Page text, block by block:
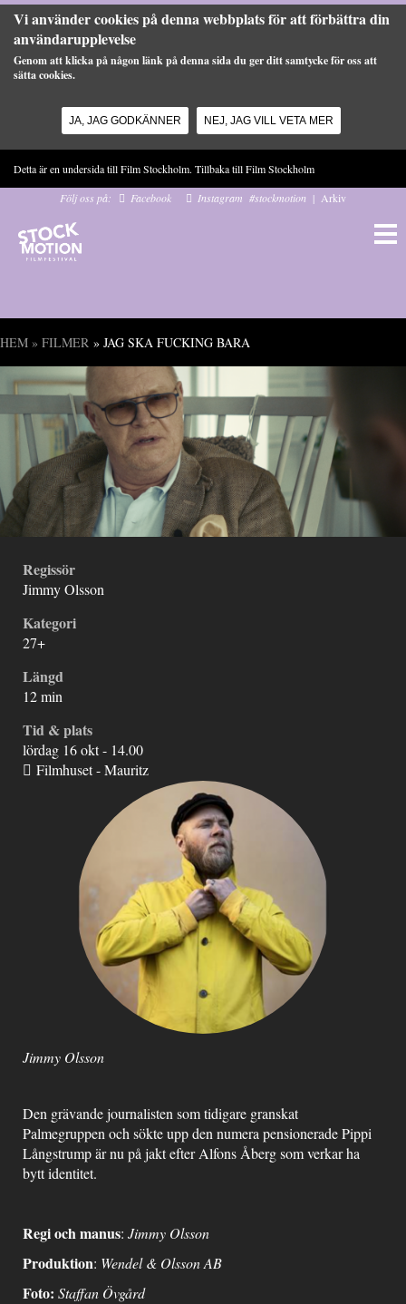
Vi använder cookies på denna webbplats för att förbättra din
användarupplevelse
Genom att klicka på någon länk på denna sida du ger ditt samtycke för oss att
sätta cookies.
JA, JAG GODKÄNNER NEJ, JAG VILL VETA MER
Detta är en undersida till Film Stockholm. Tillbaka tillFilm Stockholm
Följ oss på:
Facebook Instagram #stockmotion | Arkiv
Du är här
HEM » FILMER » JAG SKA FUCKING BARA
Regissör
Jimmy Olsson
Kategori
27+
Längd
12 min
Tid & plats
lördag 16 okt - 14.00
Filmhuset - Mauritz
Jimmy Olsson
Den grävande journalisten som tidigare granskat
Palmegruppen och sökte upp den numera pensionerade Pippi
Långstrump är nu på jakt efter Alfons Åberg som verkar ha
bytt identitet.
Regi och manus: Jimmy Olsson
Produktion: Wendel & Olsson AB
Foto: Staffan Övgård